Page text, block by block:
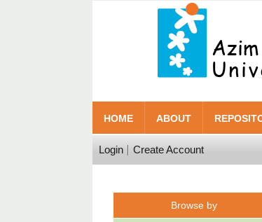
HOME ABOUT
Login Create Account
Browse by